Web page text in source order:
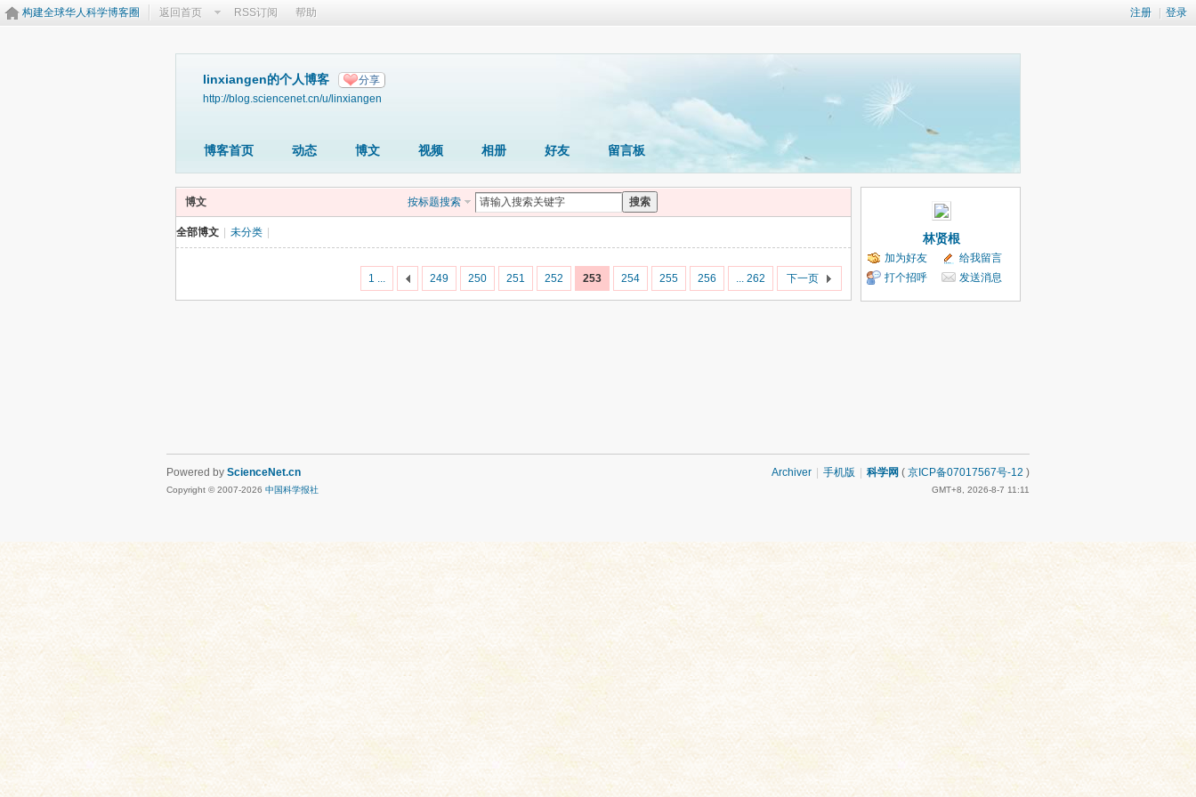
注册 登录
构建全球华人科学博客圈 返回首页 RSS订阅 帮助
linxiangen的个人博客 分享
http://blog.sciencenet.cn/u/linxiangen
博客首页 动态 博文 视频 相册 好友 留言板
博文 按标题搜索 搜索
全部博文 未分类
1 ... 249 250 251 252 253 254 255 256 ... 262 下一页
林贤根
加为好友
给我留言
打个招呼
发送消息
Archiver 手机版 科学网 ( 京ICP备07017567号-12 )
GMT+8, 2026-8-7 11:11
Powered by ScienceNet.cn
Copyright © 2007-2026 中国科学报社